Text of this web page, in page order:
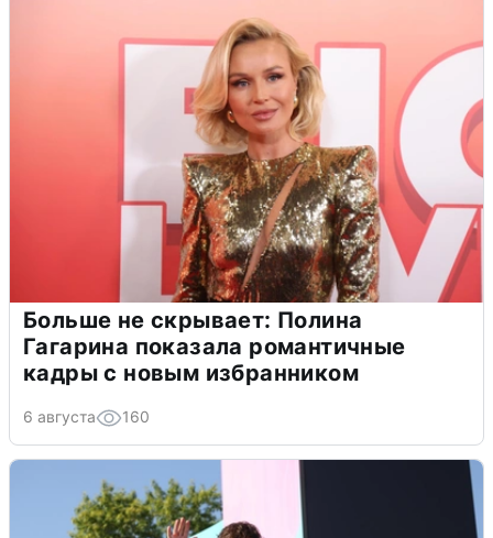
Больше не скрывает: Полина
Гагарина показала романтичные
кадры с новым избранником
6 августа 160